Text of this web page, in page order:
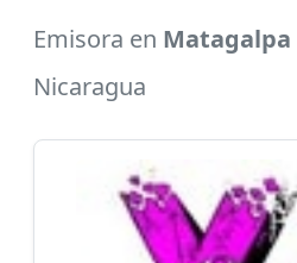
Emisora en Matagalpa
Nicaragua